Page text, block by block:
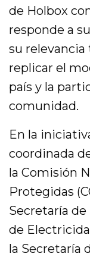
de Holbox
responde a
su
replicar el
país y la
comunidad.
En la
coordinada
la Comisión
Protegidas
Secretaría de
de
la Secretaría